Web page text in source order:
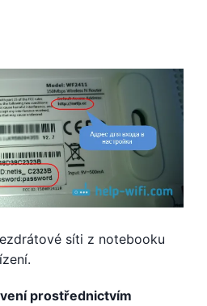
síti z notebooku
prostřednictvím